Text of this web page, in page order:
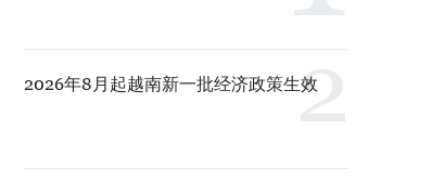
2026年8月起越南新一批经济政策生效